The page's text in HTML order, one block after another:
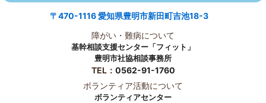
〒470-1116 愛知県豊明市新田町吉池18-3
障がい・難病について
基幹相談支援センター「フィット」
豊明市社協相談事務所
TEL： 0562-91-1760
ボランティア活動について
ボランティアセンター